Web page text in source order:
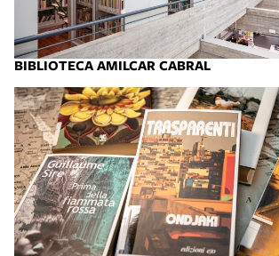
BIBLIOTECA AMILCAR CABRAL